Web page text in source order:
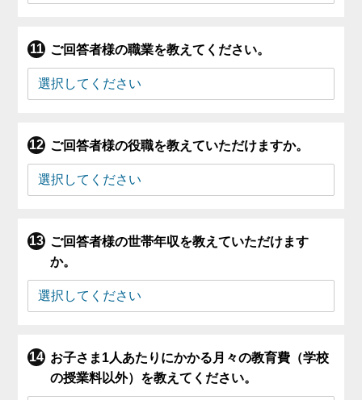
ご回答者様の職業を教えてください。
ご回答者様の役職を教えていただけますか。
ご回答者様の世帯年収を教えていただけます
か。
お子さま1人あたりにかかる月々の教育費（学校
の授業料以外）を教えてください。